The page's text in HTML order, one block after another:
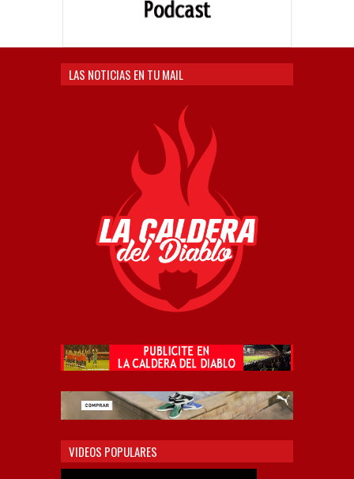
LAS NOTICIAS EN TU MAIL
VIDEOS POPULARES